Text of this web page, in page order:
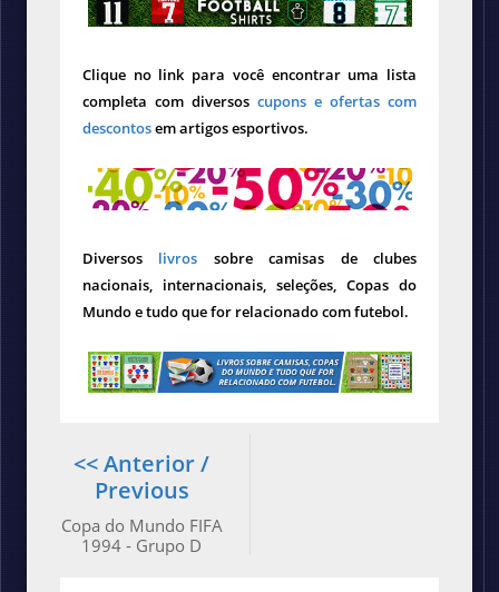
Clique no link para você encontrar uma lista
completa com diversos cupons e ofertas com
descontosem artigos esportivos.
Diversos livros sobre camisas de clubes
nacionais, internacionais, seleções, Copas do
Mundo e tudo que for relacionado com futebol.
<< Anterior /
Previous
Copa do Mundo FIFA
1994 - Grupo D